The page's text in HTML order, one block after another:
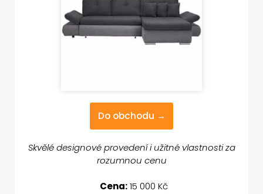
Do obchodu →
Skvělé designové provedení i užitné vlastnosti za
rozumnou cenu
Cena:15 000 Kč